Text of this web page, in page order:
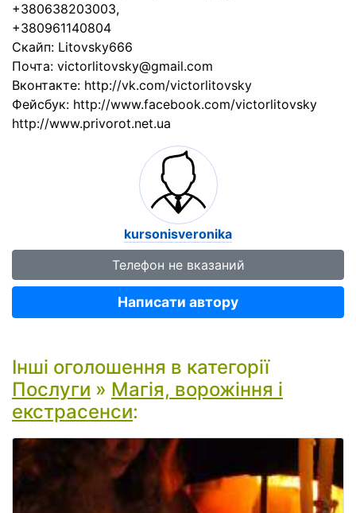
+380638203003,
+380961140804
Скайп: Litovsky666
Почта: victorlitovsky@gmail.com
Вконтакте: http://vk.com/victorlitovsky
Фейсбук: http://www.facebook.com/victorlitovsky
http://www.privorot.net.ua
kursonisveronika
Телефон не вказаний
Написати автору
Інші оголошення в категорії
Послуги » Магія, ворожіння і
екстрасенси: